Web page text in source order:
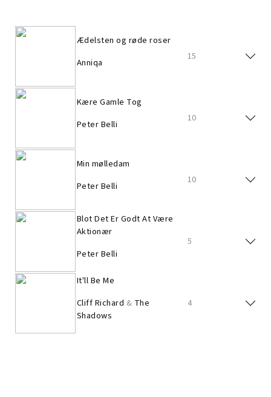
Ædelsten og røde roser
Anniqa
15
Kære Gamle Tog
Peter Belli
10
Min mølledam
Peter Belli
10
Blot Det Er Godt At Være
Aktionær
Peter Belli
5
It'll Be Me
Cliff Richard & The
Shadows
4